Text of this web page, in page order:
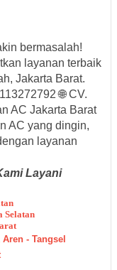
bermasalah!
layanan terbaik
Jakarta Barat.
🌐 CV.
AC Jakarta Barat
AC yang dingin,
layanan
Layani
Selatan
- Tangsel